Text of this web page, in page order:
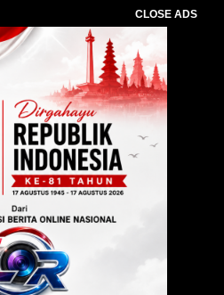
CLOSE ADS